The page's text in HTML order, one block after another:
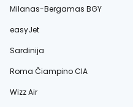
Milanas-Bergamas BGY
easyJet
Sardinija
Roma Čiampino CIA
Wizz Air